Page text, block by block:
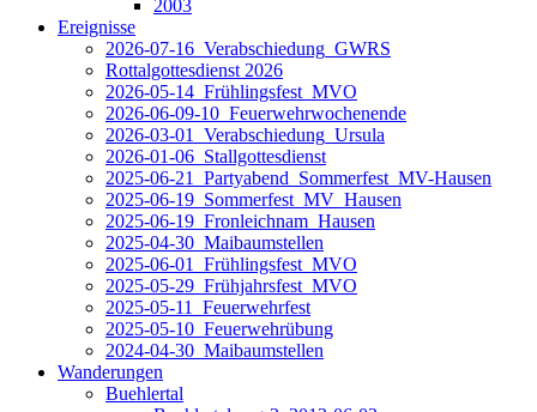
2003
Ereignisse
2026-07-16_Verabschiedung_GWRS
Rottalgottesdienst 2026
2026-05-14_Frühlingsfest_MVO
2026-06-09-10_Feuerwehrwochenende
2026-03-01_Verabschiedung_Ursula
2026-01-06_Stallgottesdienst
2025-06-21_Partyabend_Sommerfest_MV-Hausen
2025-06-19_Sommerfest_MV_Hausen
2025-06-19_Fronleichnam_Hausen
2025-04-30_Maibaumstellen
2025-06-01_Frühlingsfest_MVO
2025-05-29_Frühjahrsfest_MVO
2025-05-11_Feuerwehrfest
2025-05-10_Feuerwehrübung
2024-04-30_Maibaumstellen
Wanderungen
Buehlertal